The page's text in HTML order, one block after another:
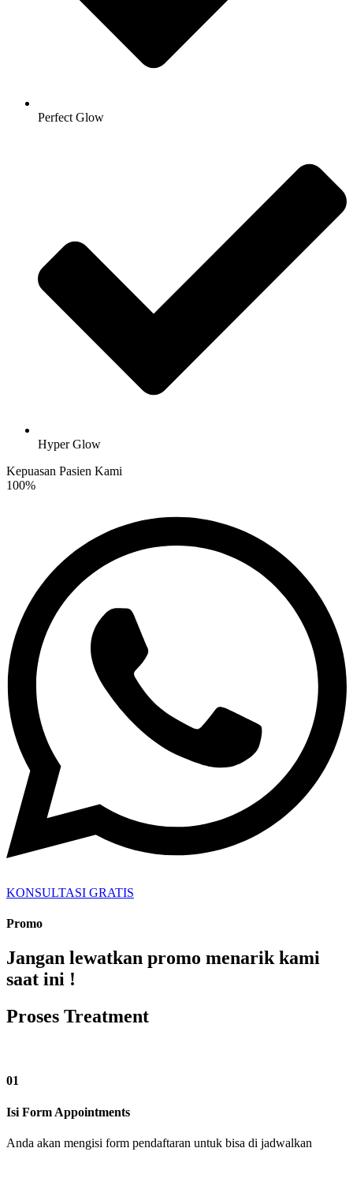
Perfect Glow
Hyper Glow
Kepuasan Pasien Kami
100%
KONSULTASI GRATIS
Promo
Jangan lewatkan promo menarik kami
saat ini !
Proses Treatment
01
Isi Form Appointments
Anda akan mengisi form pendaftaran untuk bisa di jadwalkan